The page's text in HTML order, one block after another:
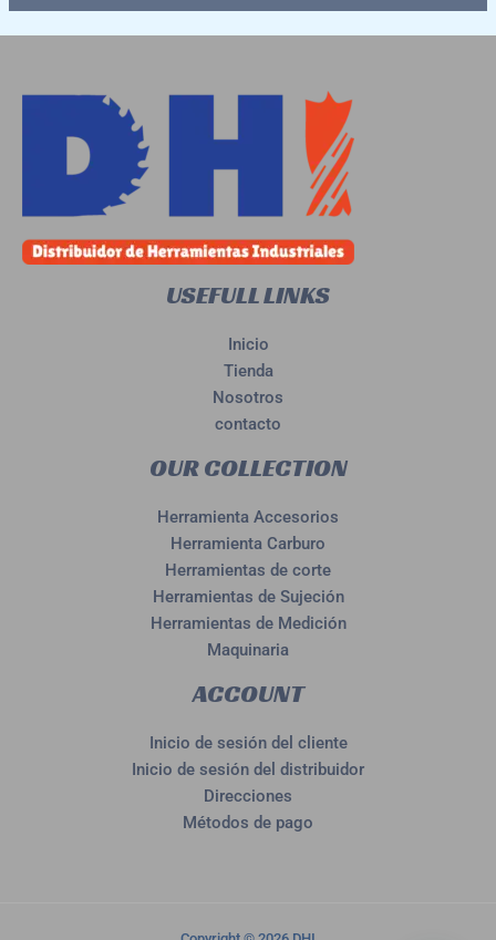
USEFULL LINKS
Inicio
Tienda
Nosotros
contacto
OUR COLLECTION
Herramienta Accesorios
Herramienta Carburo
Herramientas de corte
Herramientas de Sujeción
Herramientas de Medición
Maquinaria
ACCOUNT
Inicio de sesión del cliente
Inicio de sesión del distribuidor
Direcciones
Métodos de pago